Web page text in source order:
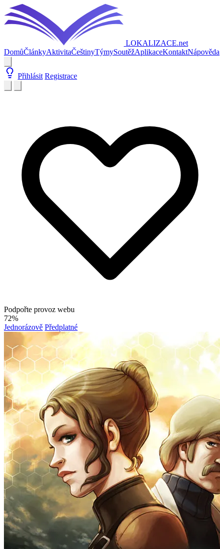
LOKALIZACE.net
DomůČlánkyAktivitaČeštinyTýmySoutěžAplikaceKontaktNápověda
Přihlásit Registrace
Podpořte provoz webu
72%
Jednorázově Předplatné